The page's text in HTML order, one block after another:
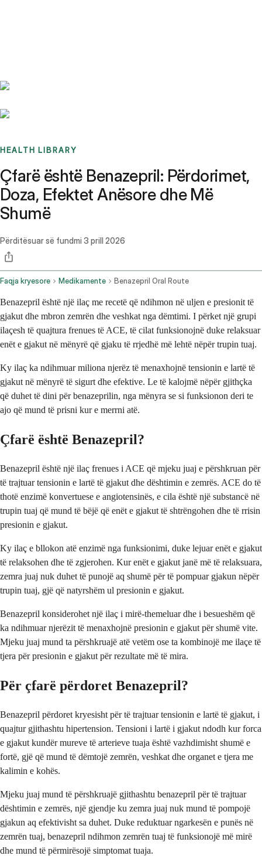
HEALTH LIBRARY
Çfarë është Benazepril: Përdorimet,
Doza, Efektet Anësore dhe Më
Shumë
Përditësuar së fundmi 3 prill 2026
Faqja kryesore Medikamente Benazepril Oral Route
Benazepril është një ilaç me recetë që ndihmon në uljen e presionit të
gjakut dhe mbron zemrën dhe veshkat nga dëmtimi. I përket një grupi
ilaçesh të quajtura frenues të ACE, të cilat funksionojnë duke relaksuar
enët e gjakut në mënyrë që gjaku të rrjedhë më lehtë nëpër trupin tuaj.
Ky ilaç ka ndihmuar miliona njerëz të menaxhojnë tensionin e lartë të
gjakut në mënyrë të sigurt dhe efektive. Le të kalojmë nëpër gjithçka
që duhet të dini për benazeprilin, nga mënyra se si funksionon deri te
ajo që mund të prisni kur e merrni atë.
Çfarë është Benazepril?
Benazepril është një ilaç frenues i ACE që mjeku juaj e përshkruan për
të trajtuar tensionin e lartë të gjakut dhe dështimin e zemrës. ACE do të
thotë enzimë konvertuese e angiotensinës, e cila është një substancë në
trupin tuaj që mund të bëjë që enët e gjakut të shtrëngohen dhe të rrisin
presionin e gjakut.
Ky ilaç e bllokon atë enzimë nga funksionimi, duke lejuar enët e gjakut
të relaksohen dhe të zgjerohen. Kur enët e gjakut janë më të relaksuara,
zemra juaj nuk duhet të punojë aq shumë për të pompuar gjakun nëpër
trupin tuaj, gjë që natyrshëm ul presionin e gjakut.
Benazepril konsiderohet një ilaç i mirë-themeluar dhe i besueshëm që
ka ndihmuar njerëzit të menaxhojnë presionin e gjakut për shumë vite.
Mjeku juaj mund ta përshkruajë atë vetëm ose ta kombinojë me ilaçe të
tjera për presionin e gjakut për rezultate më të mira.
Për çfarë përdoret Benazepril?
Benazepril përdoret kryesisht për të trajtuar tensionin e lartë të gjakut, i
quajtur gjithashtu hipertension. Tensioni i lartë i gjakut ndodh kur forca
e gjakut kundër mureve të arterieve tuaja është vazhdimisht shumë e
fortë, gjë që mund të dëmtojë zemrën, veshkat dhe organet e tjera me
kalimin e kohës.
Mjeku juaj mund të përshkruajë gjithashtu benazepril për të trajtuar
dështimin e zemrës, një gjendje ku zemra juaj nuk mund të pompojë
gjakun aq efektivisht sa duhet. Duke reduktuar ngarkesën e punës në
zemrën tuaj, benazepril ndihmon zemrën tuaj të funksionojë më mirë
dhe mund të përmirësojë simptomat tuaja.